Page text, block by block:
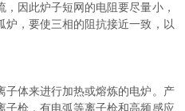
因此炉子短网的电阻要尽量小，
炉，要使三相的阻抗接近一致，以
子体来进行加热或熔炼的电炉。产
子枪，有电弧等离子枪和高频感应